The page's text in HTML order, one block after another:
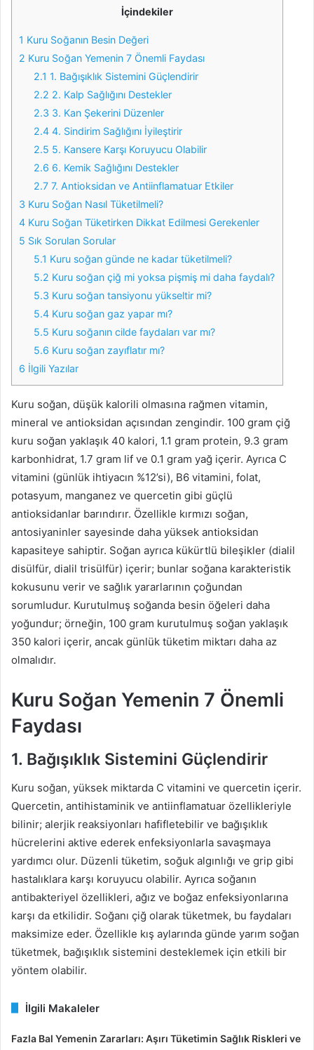
İçindekiler
1 Kuru Soğanın Besin Değeri
2 Kuru Soğan Yemenin 7 Önemli Faydası
2.1 1. Bağışıklık Sistemini Güçlendirir
2.2 2. Kalp Sağlığını Destekler
2.3 3. Kan Şekerini Düzenler
2.4 4. Sindirim Sağlığını İyileştirir
2.5 5. Kansere Karşı Koruyucu Olabilir
2.6 6. Kemik Sağlığını Destekler
2.7 7. Antioksidan ve Antiinflamatuar Etkiler
3 Kuru Soğan Nasıl Tüketilmeli?
4 Kuru Soğan Tüketirken Dikkat Edilmesi Gerekenler
5 Sık Sorulan Sorular
5.1 Kuru soğan günde ne kadar tüketilmeli?
5.2 Kuru soğan çiğ mi yoksa pişmiş mi daha faydalı?
5.3 Kuru soğan tansiyonu yükseltir mi?
5.4 Kuru soğan gaz yapar mı?
5.5 Kuru soğanın cilde faydaları var mı?
5.6 Kuru soğan zayıflatır mı?
6 İlgili Yazılar
Kuru soğan, düşük kalorili olmasına rağmen vitamin,
mineral ve antioksidan açısından zengindir. 100 gram çiğ
kuru soğan yaklaşık 40 kalori, 1.1 gram protein, 9.3 gram
karbonhidrat, 1.7 gram lif ve 0.1 gram yağ içerir. Ayrıca C
vitamini (günlük ihtiyacın %12’si), B6 vitamini, folat,
potasyum, manganez ve quercetin gibi güçlü
antioksidanlar barındırır. Özellikle kırmızı soğan,
antosiyaninler sayesinde daha yüksek antioksidan
kapasiteye sahiptir. Soğan ayrıca kükürtlü bileşikler (dialil
disülfür, dialil trisülfür) içerir; bunlar soğana karakteristik
kokusunu verir ve sağlık yararlarının çoğundan
sorumludur. Kurutulmuş soğanda besin öğeleri daha
yoğundur; örneğin, 100 gram kurutulmuş soğan yaklaşık
350 kalori içerir, ancak günlük tüketim miktarı daha az
olmalıdır.
Kuru Soğan Yemenin 7 Önemli
Faydası
1. Bağışıklık Sistemini Güçlendirir
Kuru soğan, yüksek miktarda C vitamini ve quercetin içerir.
Quercetin, antihistaminik ve antiinflamatuar özellikleriyle
bilinir; alerjik reaksiyonları hafifletebilir ve bağışıklık
hücrelerini aktive ederek enfeksiyonlarla savaşmaya
yardımcı olur. Düzenli tüketim, soğuk algınlığı ve grip gibi
hastalıklara karşı koruyucu olabilir. Ayrıca soğanın
antibakteriyel özellikleri, ağız ve boğaz enfeksiyonlarına
karşı da etkilidir. Soğanı çiğ olarak tüketmek, bu faydaları
maksimize eder. Özellikle kış aylarında günde yarım soğan
tüketmek, bağışıklık sistemini desteklemek için etkili bir
yöntem olabilir.
İlgili Makaleler
Fazla Bal Yemenin Zararları: Aşırı Tüketimin Sağlık Riskleri ve